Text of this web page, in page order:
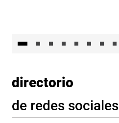
directorio
de redes sociales